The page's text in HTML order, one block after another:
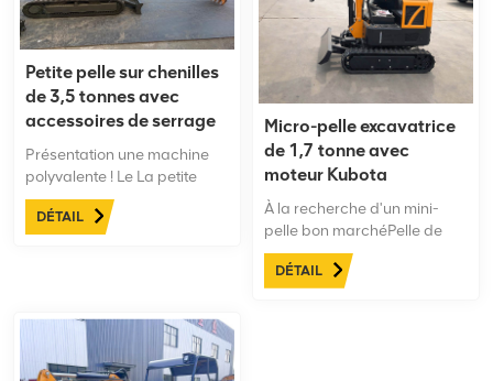
Petite pelle sur chenilles
de 3,5 tonnes avec
accessoires de serrage
Présentation une machine
polyvalente ! Le La petite
pelle sur chenilles de 3,5
tonnes avec accessoires est
conçue pour effectuer
facilement une grande
variété de travaux
DÉTAIL
Micro-pelle excavatrice
de 1,7 tonne avec
moteur Kubota
À la recherche d'un mini-
pelle bon marchéPelle de
1,7 tonne équipée d'un
moteur Kubota conforme aux
DÉTAIL